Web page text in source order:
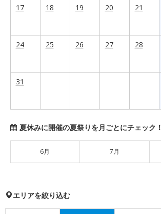
17
18 19 20 21
24 25 26 27 28
31
夏休みに開催の夏祭りを月ごとにチェック！
6月 7月
エリアを絞り込む